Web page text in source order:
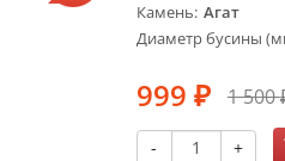
Камень Агат
Диаметр бусины
999 ₽ 1 500
- +